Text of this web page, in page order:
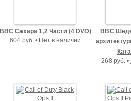
BBC Сахара 1,2 Части (4 DVD)
604 руб. • Нет в наличии
BBC
268 руб. •